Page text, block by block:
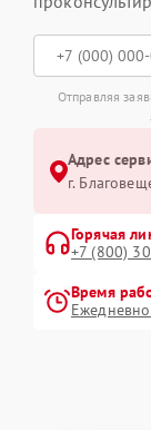
Отправляя
Адрес
г.
Горячая
+7 (800)
Время